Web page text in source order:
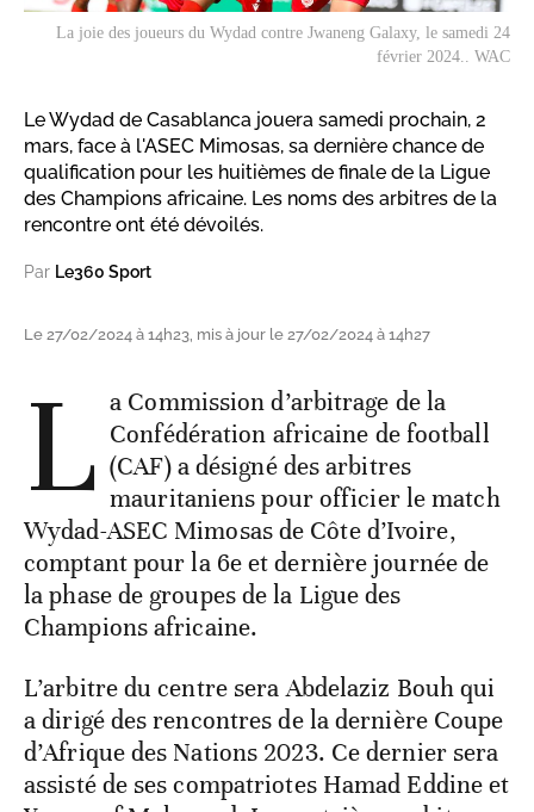
La joie des joueurs du Wydad contre Jwaneng Galaxy, le samedi 24
février 2024.. WAC
Le Wydad de Casablanca jouera samedi prochain, 2
mars, face à l'ASEC Mimosas, sa dernière chance de
qualification pour les huitièmes de finale de la Ligue
des Champions africaine. Les noms des arbitres de la
rencontre ont été dévoilés.
Par Le360 Sport
Le 27/02/2024 à 14h23, mis à jour le 27/02/2024 à 14h27
L a Commission d’arbitrage de la
Confédération africaine de football
(CAF) a désigné des arbitres
mauritaniens pour officier le match
Wydad-ASEC Mimosas de Côte d’Ivoire,
comptant pour la 6e et dernière journée de
la phase de groupes de la Ligue des
Champions africaine.
L’arbitre du centre sera Abdelaziz Bouh qui
a dirigé des rencontres de la dernière Coupe
d’Afrique des Nations 2023. Ce dernier sera
assisté de ses compatriotes Hamad Eddine et